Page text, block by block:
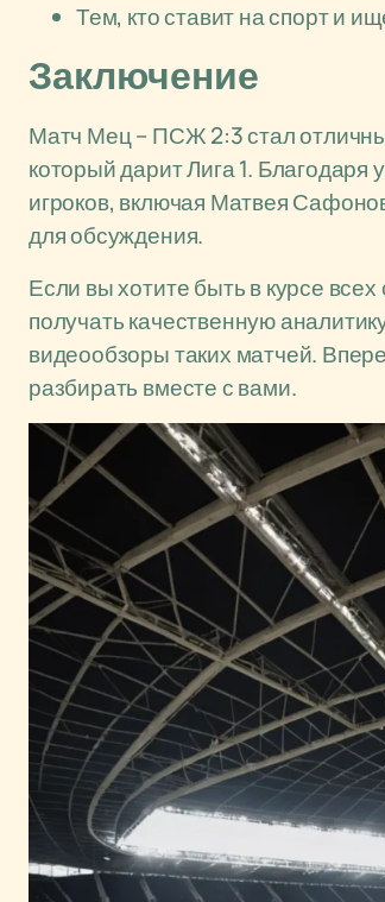
Тем, кто ставит на спорт и
Заключение
Матч Мец – ПСЖ 2:3 стал
который дарит Лига 1.
игроков, включая Матвея
для обсуждения.
Если вы хотите быть в курсе
получать качественную
видеообзоры таких матчей.
разбирать вместе с вами.